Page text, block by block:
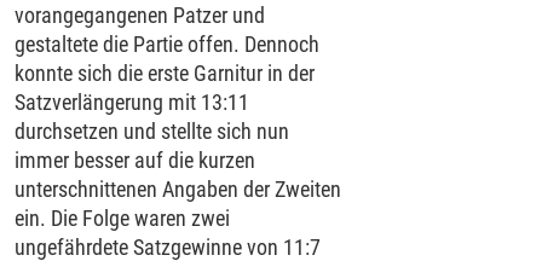
vorangegangenen Patzer und
gestaltete die Partie offen. Dennoch
konnte sich die erste Garnitur in der
Satzverlängerung mit 13:11
durchsetzen und stellte sich nun
immer besser auf die kurzen
unterschnittenen Angaben der Zweiten
ein. Die Folge waren zwei
ungefährdete Satzgewinne von 11:7